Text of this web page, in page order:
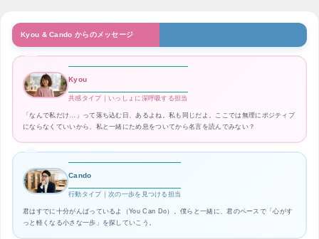
Kyou & Cando からのメッセージ
Kyou
共感タイプ｜いっしょに深呼吸する担当
「なんで私だけ…」って落ち込む日、あるよね。私も同じだよ。ここでは無理にポジティブ
にならなくていいから、私と一緒にため息をついてから名言を読んでみない？
Cando
行動タイプ｜次の一歩を見つける担当
君はすでに十分がんばっているよ（You Can Do）。僕らと一緒に、君のペースで「心がす
っと軽くなる小さな一歩」を探していこう。